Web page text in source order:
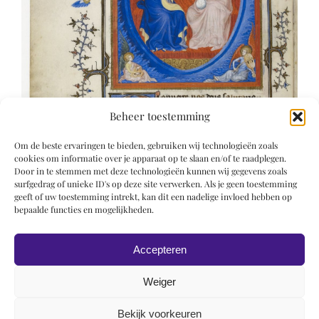
Beheer toestemming
Om de beste ervaringen te bieden, gebruiken wij technologieën zoals
cookies om informatie over je apparaat op te slaan en/of te raadplegen.
Door in te stemmen met deze technologieën kunnen wij gegevens zoals
surfgedrag of unieke ID's op deze site verwerken. Als je geen toestemming
geeft of uw toestemming intrekt, kan dit een nadelige invloed hebben op
bepaalde functies en mogelijkheden.
Accepteren
Weiger
Bekijk voorkeuren